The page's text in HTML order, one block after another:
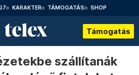
KARAKTER TÁMOGATÁS SHOP
Támogatás
szállítanák